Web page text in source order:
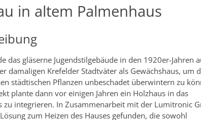
in altem Palmenhaus
das gläserne Jugendstilgebäude in den 1920er-Jahren
damaligen Krefelder Stadtväter als Gewächshaus, um
städtischen Pflanzen unbeschadet überwintern zu
plante dann vor einigen Jahren ein Holzhaus in das
zu integrieren. In Zusammenarbeit mit der Lumitronic
zum Heizen des Hauses gefunden, die sowohl